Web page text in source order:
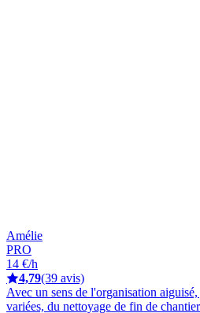
Amélie
PRO
14 €/h
4,79(39 avis)
Avec un sens de l'organisation
variées, du nettoyage de fin de